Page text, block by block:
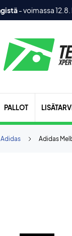
-voimassa
PALLOT
Adidas
Adidas